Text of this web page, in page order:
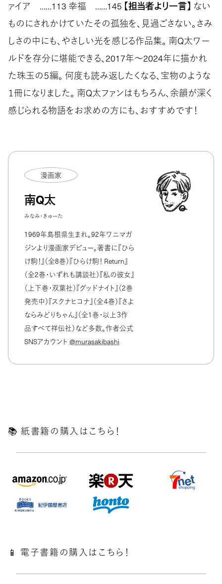
ァイア ……113 幸福 ……145 【担当者より一言】 ない
ものにされかけていたその孤独を、見過ごさない。さみ
しさの中にも、やさしい光を感じる作品集。 南Q太ワー
ルドを存分に堪能できる、2017年～2024年に描かれ
た珠玉の５編。 何度も読み返したくなる、宝物のような
１冊になりました。 南Q太ファンはもちろん、余韻が深く
感じられる物語をお求めの方にも、おすすめです！
漫画家
南Q太
みなみ・きゅーた
1969年島根県生まれ。92年ワニマガ
ジンより漫画家デビュー。著書に『ひら
け駒！』（全8巻）『ひらけ駒！ Return』
（全2巻・いずれも講談社）『私の彼女』
（上下巻・双葉社）『グッドナイト』（2巻
発売中）『スクナヒコナ』（全４巻）『さよ
ならみどりちゃん』（全1巻・以上３作
品すべて祥伝社）など多数。作者公式
SNSアカウント @murasakibashi
📚️ 紙書籍の購入はこちら！
📱 電子書籍の購入はこちら！